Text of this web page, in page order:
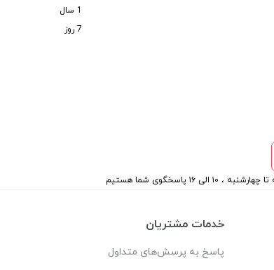
، ۱۰ الی ۱۶ پاسخگوی شما هستیم
خدمات مشتریان
پاسخ به پرسش‌های متداول